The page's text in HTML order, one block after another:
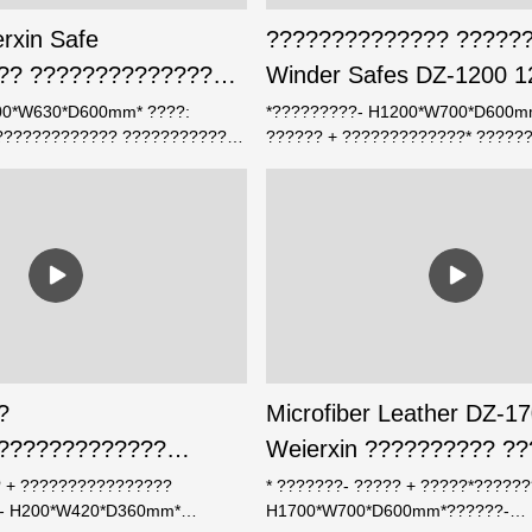
Safe
??????????????
WW-1200
????:
???????????
??????????????
Winder Safes DZ-1200
??????????????? -
Co., Ltd
*?????????-
?????? + ?????????????*
8 Rotor ???
????????????????
H200*W420*D360mm*
Microfiber Leather DZ-
Weierxin ??????????
Winder Safes
* ???????- ????? +
H1700*W700*D600mm*??????-